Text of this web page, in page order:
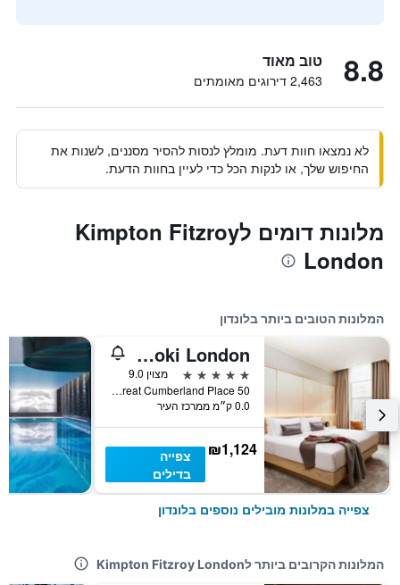
8.8 טוב מאוד
2,463 דירוגים מאומתים
לא נמצאו חוות דעת. מומלץ לנסות להסיר מסננים, לשנות את
החיפוש שלך, או לנקות הכל כדי לעיין בחוות הדעת.
מלונות דומים לKimpton Fitzroy
London
המלונות הטובים ביותר בלונדון
The Prince Akatoki London
5 כוכבים
מצוין 9.0
50 Great Cumberland Place, לונדון, בריטניה
0.0 ק״מ ממרכז העיר
₪1,124
צפייה
בדילים
צפייה במלונות מובילים נוספים בלונדון
המלונות הקרובים ביותר לKimpton Fitzroy London